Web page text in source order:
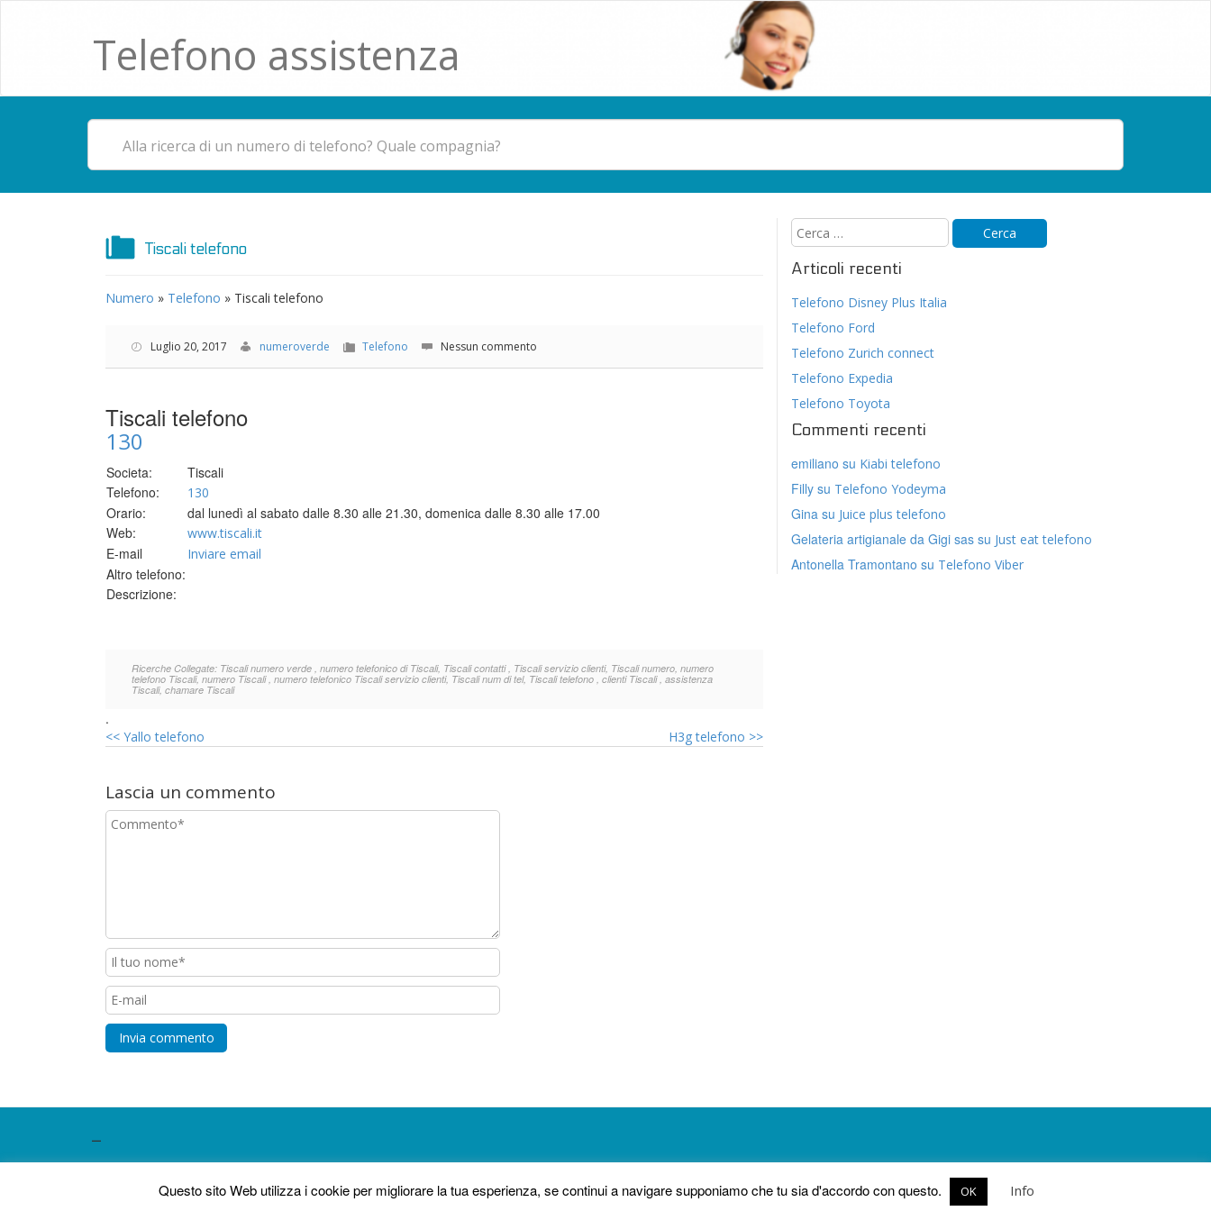
Telefono assistenza
Tiscali telefono
Numero » Telefono » Tiscali telefono
Luglio 20, 2017 numeroverde Telefono Nessun commento
Tiscali telefono
130
Societa:
Tiscali
Telefono:
130
Orario:
dal lunedì al sabato dalle 8.30 alle 21.30, domenica dalle 8.30 alle 17.00
Web:
www.tiscali.it
E-mail Inviare email
Altro telefono:
Descrizione:
Ricerche Collegate: Tiscali numero verde , numero telefonico di Tiscali, Tiscali contatti , Tiscali servizio clienti, Tiscali numero, numero
telefono Tiscali, numero Tiscali , numero telefonico Tiscali servizio clienti, Tiscali num di tel, Tiscali telefono , clienti Tiscali , assistenza
Tiscali, chamare Tiscali
.
<< Yallo telefono H3g telefono >>
Lascia un commento
Articoli recenti
Telefono Disney Plus Italia
Telefono Ford
Telefono Zurich connect
Telefono Expedia
Telefono Toyota
Commenti recenti
emiliano su Kiabi telefono
Filly su Telefono Yodeyma
Gina su Juice plus telefono
Gelateria artigianale da Gigi sas su Just eat telefono
Antonella Tramontano su Telefono Viber
–
Questo sito Web utilizza i cookie per migliorare la tua esperienza, se continui a navigare supponiamo che tu sia d'accordo con questo. OK Info